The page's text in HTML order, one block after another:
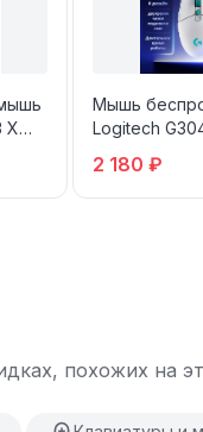
X
Мышь
Logitech
2 180 ₽
похожих на